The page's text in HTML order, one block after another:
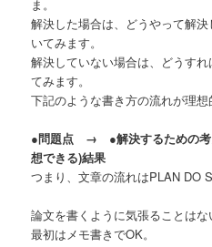
ま。
解決した場合は、どうやって解
いてみます。
解決していない場合は、どうす
てみます。
下記のような書き方の流れが理想
●問題点 → ●解決するための
想できる)結果
つまり、文章の流れはPLAN DO
論文を書くように気張ることはな
最初はメモ書きでOK。